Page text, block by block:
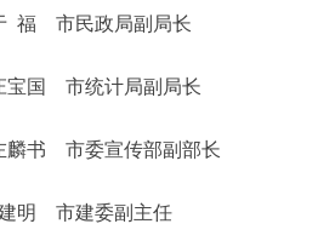
绿色北京
DEUTSCH
福 市民政局副局长
宝国 市统计局副局长
书 市委宣传部副部长
明 市建委副主任